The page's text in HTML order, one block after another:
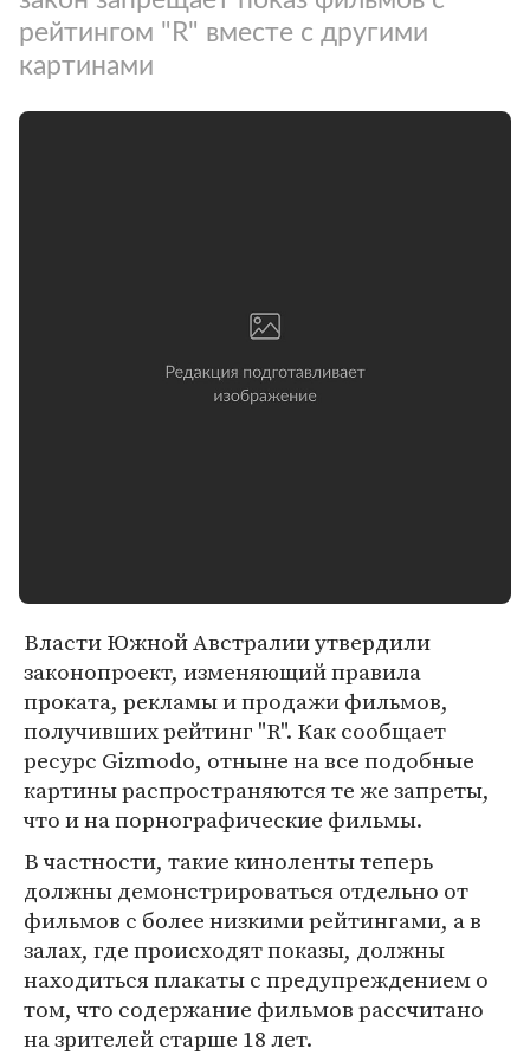
рейтингом "R" вместе с другими
картинами
Власти Южной Австралии утвердили
законопроект, изменяющий правила
проката, рекламы и продажи фильмов,
получивших рейтинг "R". Как сообщает
ресурс Gizmodo, отныне на все подобные
картины распространяются те же запреты,
что и на порнографические фильмы.
В частности, такие киноленты теперь
должны демонстрироваться отдельно от
фильмов с более низкими рейтингами, а в
залах, где происходят показы, должны
находиться плакаты с предупреждением о
том, что содержание фильмов рассчитано
на зрителей старше 18 лет.